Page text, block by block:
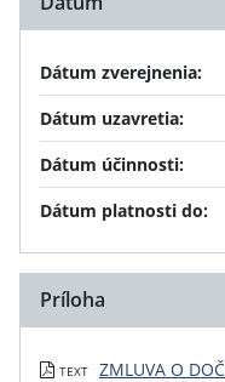
Dátum zverejnenia:
Dátum uzavretia:
Dátum účinnosti:
Dátum platnosti do:
Príloha
TEXT
ZMLUVA O